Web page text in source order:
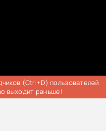
(Ctrl+D) пользователей
выходит раньше!